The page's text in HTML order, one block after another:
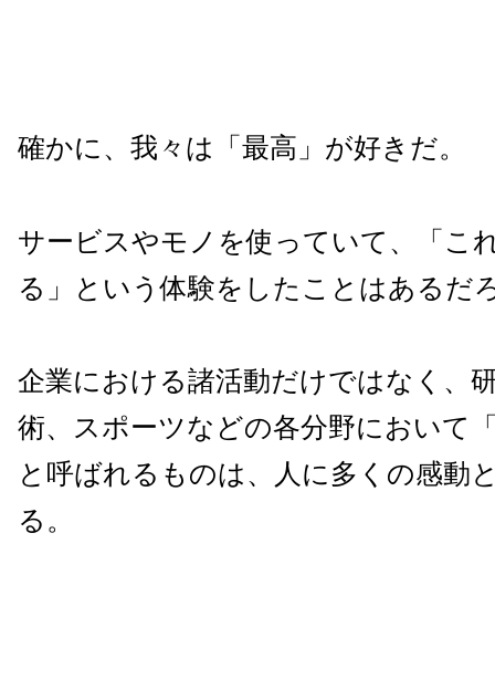
確かに、我々は「最高」が好きだ。
サービスやモノを使っていて、「こ
る」という体験をしたことはあるだ
企業における諸活動だけではなく、
術、スポーツなどの各分野において
と呼ばれるものは、人に多くの感動
る。